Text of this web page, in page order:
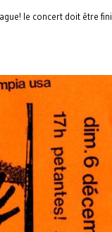
le concert doit être fini